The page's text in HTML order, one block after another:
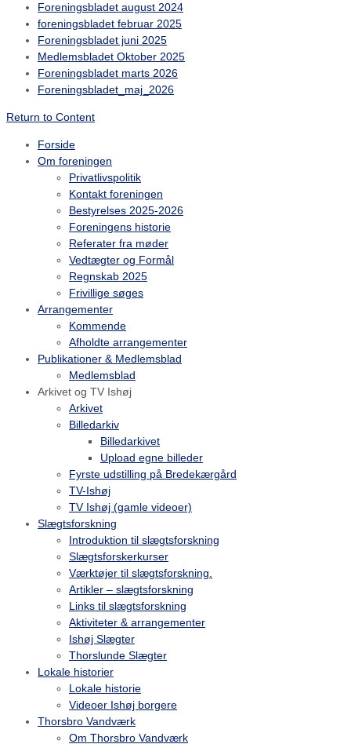
Foreningsbladet august 2024
foreningsbladet februar 2025
Foreningsbladet juni 2025
Medlemsbladet Oktober 2025
Foreningsbladet marts 2026
Foreningsbladet_maj_2026
Return to Content
Forside
Om foreningen
Privatlivspolitik
Kontakt foreningen
Bestyrelses 2025-2026
Foreningens historie
Referater fra møder
Vedtægter og Formål
Regnskab 2025
Frivillige søges
Arrangementer
Kommende
Afholdte arrangementer
Publikationer & Medlemsblad
Medlemsblad
Arkivet og TV Ishøj
Arkivet
Billedarkiv
Billedarkivet
Upload egne billeder
Fyrste udstilling på Bredekærgård
TV-Ishøj
TV Ishøj (gamle videoer)
Slægtsforskning
Introduktion til slægtsforskning
Slægtsforskerkurser
Værktøjer til slægtsforskning.
Artikler – slægtsforskning
Links til slægtsforskning
Aktiviteter & arrangementer
Ishøj Slægter
Thorslunde Slægter
Lokale historier
Lokale historie
Videoer Ishøj borgere
Thorsbro Vandværk
Om Thorsbro Vandværk